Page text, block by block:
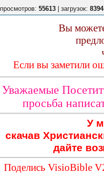
просмотров: 55613 | загрузок: 8394
Вы
Если вы заметили
Уважаемые
просьба
У
скачав
дайте
Поделись VisioBible